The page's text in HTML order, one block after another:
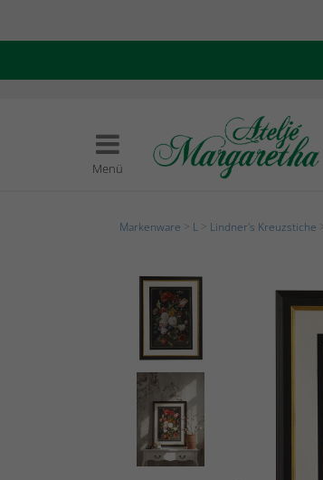
Menü
Markenware L Lindner's Kreuzstiche